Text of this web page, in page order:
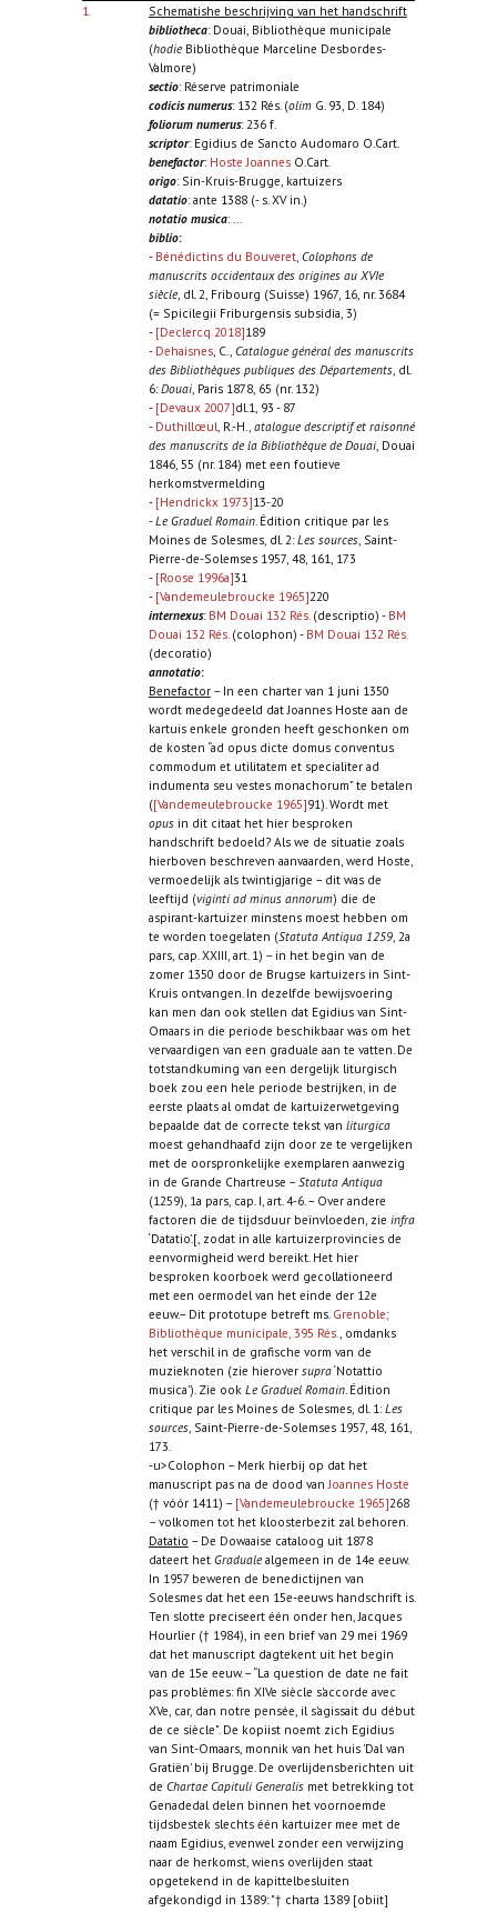
1.
Schematishe beschrijving van het handschrift
bibliotheca: Douai, Bibliothèque municipale
(hodieBibliothèque Marceline Desbordes-
Valmore)
sectio: Réserve patrimoniale
codicis numerus: 132 Rés. (olimG. 93, D. 184)
foliorum numerus: 236 f.
scriptor: Egidius de Sancto Audomaro O.Cart.
benefactor: Hoste JoannesO.Cart.
origo: Sin-Kruis-Brugge, kartuizers
datatio: ante 1388 (- s. XV in.)
notatio musica: ...
biblio:
- Bénédictins du Bouveret, Colophons de
manuscrits occidentaux des origines au XVIe
siècle, dl. 2, Fribourg (Suisse) 1967, 16, nr. 3684
(= Spicilegii Friburgensis subsidia, 3)
- [Declercq 2018]189
- Dehaisnes, C., Catalogue général des manuscrits
des Bibliothèques publiques des Départements, dl.
6:Douai, Paris 1878, 65 (nr. 132)
- [Devaux 2007]dl.1, 93 - 87
- Duthillœul , R.-H., atalogue descriptif et raisonné
des manuscrits de la Bibliothèque de Douai, Douai
1846, 55 (nr. 184) met een foutieve
herkomstvermelding
- [Hendrickx 1973]13-20
-Le Graduel Romain. Édition critique par les
Moines de Solesmes, dl. 2:Les sources, Saint-
Pierre-de-Solemses 1957, 48, 161, 173
- [Roose 1996a]31
- [Vandemeulebroucke 1965]220
internexus: BM Douai 132 Rés. (descriptio) - BM
Douai 132 Rés. (colophon) - BM Douai 132 Rés.
(decoratio)
annotatio:
Benefactor– In een charter van 1 juni 1350
wordt medegedeeld dat Joannes Hoste aan de
kartuis enkele gronden heeft geschonken om
de kosten “ad opus dicte domus conventus
commodum et utilitatem et specialiter ad
indumenta seu vestes monachorum” te betalen
([Vandemeulebroucke 1965]91). Wordt met
opusin dit citaat het hier besproken
handschrift bedoeld? Als we de situatie zoals
hierboven beschreven aanvaarden, werd Hoste,
vermoedelijk als twintigjarige – dit was de
leeftijd (viginti ad minus annorum) die de
aspirant-kartuizer minstens moest hebben om
te worden toegelaten (Statuta Antiqua 1259, 2a
pars, cap. XXIII, art. 1) – in het begin van de
zomer 1350 door de Brugse kartuizers in Sint-
Kruis ontvangen. In dezelfde bewijsvoering
kan men dan ook stellen dat Egidius van Sint-
Omaars in die periode beschikbaar was om het
vervaardigen van een graduale aan te vatten. De
totstandkuming van een dergelijk liturgisch
boek zou een hele periode bestrijken, in de
eerste plaats al omdat de kartuizerwetgeving
bepaalde dat de correcte tekst van liturgica
moest gehandhaafd zijn door ze te vergelijken
met de oorspronkelijke exemplaren aanwezig
in de Grande Chartreuse – Statuta Antiqua
(1259), 1a pars, cap. I, art. 4-6. – Over andere
factoren die de tijdsduur beïnvloeden, zie infra
‘Datatio’.[, zodat in alle kartuizerprovincies de
eenvormigheid werd bereikt. Het hier
besproken koorboek werd gecollationeerd
met een oermodel van het einde der 12e
eeuw.– Dit prototupe betreft ms. Grenoble;
Bibliothèque municipale, 395 Rés. , omdanks
het verschil in de grafische vorm van de
muzieknoten (zie hierover supra‘Notattio
musica’). Zie ook Le Graduel Romain. Édition
critique par les Moines de Solesmes, dl. 1:Les
sources, Saint-Pierre-de-Solemses 1957, 48, 161,
173.
-u>Colophon – Merk hierbij op dat het
manuscript pas na de dood van Joannes Hoste
(† vóór 1411) – [Vandemeulebroucke 1965]268
– volkomen tot het kloosterbezit zal behoren.
Datatio – De Dowaaise cataloog uit 1878
dateert het Gradualealgemeen in de 14e eeuw.
In 1957 beweren de benedictijnen van
Solesmes dat het een 15e-eeuws handschrift is.
Ten slotte preciseert één onder hen, Jacques
Hourlier († 1984), in een brief van 29 mei 1969
dat het manuscript dagtekent uit het begin
van de 15e eeuw. – “La question de date ne fait
pas problèmes: fin XIVe siècle s'accorde avec
XVe, car, dan notre pensée, il s'agissait du début
de ce siècle". De kopiist noemt zich Egidius
van Sint-Omaars, monnik van het huis 'Dal van
Gratiën' bij Brugge. De overlijdensberichten uit
de Chartae Capituli Generalismet betrekking tot
Genadedal delen binnen het voornoemde
tijdsbestek slechts één kartuizer mee met de
naam Egidius, evenwel zonder een verwijzing
naar de herkomst, wiens overlijden staat
opgetekend in de kapittelbesluiten
afgekondigd in 1389: "† charta 1389 [obiit]